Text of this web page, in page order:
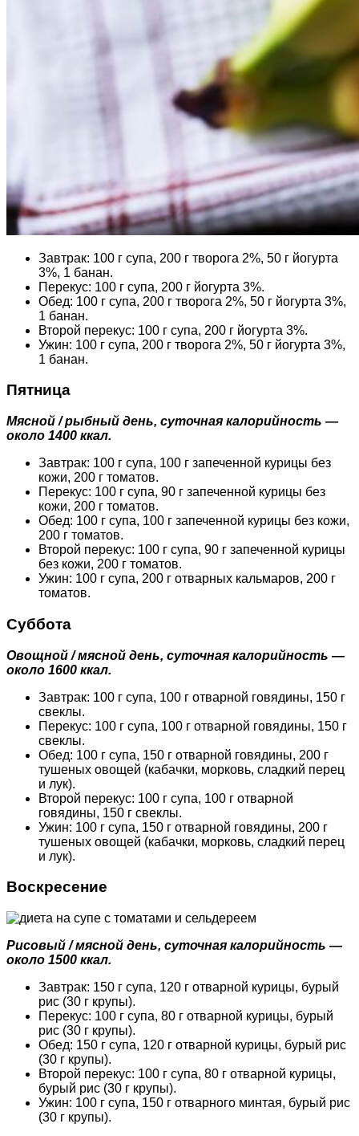
Завтрак: 100 г супа, 200 г творога 2%, 50 г йогурта
3%, 1 банан.
Перекус: 100 г супа, 200 г йогурта 3%.
Обед: 100 г супа, 200 г творога 2%, 50 г йогурта 3%,
1 банан.
Второй перекус: 100 г супа, 200 г йогурта 3%.
Ужин: 100 г супа, 200 г творога 2%, 50 г йогурта 3%,
1 банан.
Пятница
Мясной / рыбный день, суточная калорийность —
около 1400 ккал.
Завтрак: 100 г супа, 100 г запеченной курицы без
кожи, 200 г томатов.
Перекус: 100 г супа, 90 г запеченной курицы без
кожи, 200 г томатов.
Обед: 100 г супа, 100 г запеченной курицы без кожи,
200 г томатов.
Второй перекус: 100 г супа, 90 г запеченной курицы
без кожи, 200 г томатов.
Ужин: 100 г супа, 200 г отварных кальмаров, 200 г
томатов.
Суббота
Овощной / мясной день, суточная калорийность —
около 1600 ккал.
Завтрак: 100 г супа, 100 г отварной говядины, 150 г
свеклы.
Перекус: 100 г супа, 100 г отварной говядины, 150 г
свеклы.
Обед: 100 г супа, 150 г отварной говядины, 200 г
тушеных овощей (кабачки, морковь, сладкий перец
и лук).
Второй перекус: 100 г супа, 100 г отварной
говядины, 150 г свеклы.
Ужин: 100 г супа, 150 г отварной говядины, 200 г
тушеных овощей (кабачки, морковь, сладкий перец
и лук).
Воскресение
Рисовый / мясной день, суточная калорийность —
около 1500 ккал.
Завтрак: 150 г супа, 120 г отварной курицы, бурый
рис (30 г крупы).
Перекус: 100 г супа, 80 г отварной курицы, бурый
рис (30 г крупы).
Обед: 150 г супа, 120 г отварной курицы, бурый рис
(30 г крупы).
Второй перекус: 100 г супа, 80 г отварной курицы,
бурый рис (30 г крупы).
Ужин: 100 г супа, 150 г отварного минтая, бурый рис
(30 г крупы).